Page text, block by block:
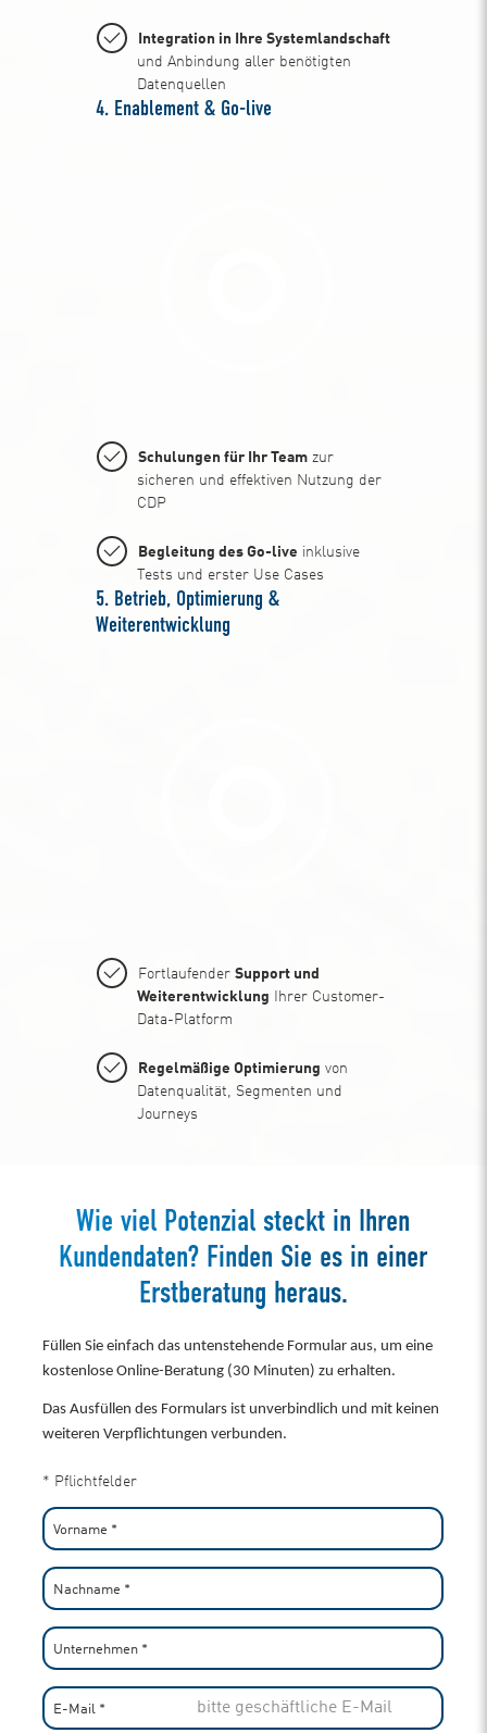
Integration in Ihre Systemlandschaft
und Anbindung aller benötigten
Datenquellen
4. Enablement & Go-live
Schulungen für Ihr Teamzur
sicheren und effektiven Nutzung der
CDP
Begleitung des Go-live inklusive
Tests und erster Use Cases
5. Betrieb, Optimierung &
Weiterentwicklung
Fortlaufender Support und
Weiterentwicklung Ihrer Customer-
Data-Platform
Regelmäßige Optimierung von
Datenqualität, Segmenten und
Journeys
Wie viel Potenzial steckt in Ihren
Kundendaten? Finden Sie es in einer
Erstberatung heraus.